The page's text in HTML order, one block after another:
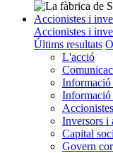
Accionistes i
Accionistes i
Últims resultats
L'acció
Informació
Accionistes
Inversors i
Capital
Govern